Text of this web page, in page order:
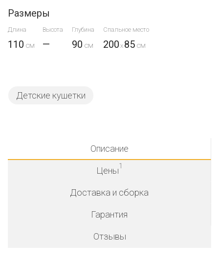
Размеры
Длина Высота Глубина Спальное место
110 — 90 200 x 85
Детские кушетки
Описание
Цены1
Доставка и сборка
Гарантия
Отзывы